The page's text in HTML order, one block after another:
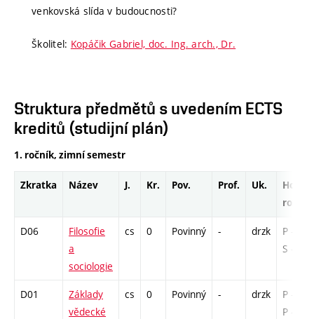
venkovská slída v budoucnosti?
Školitel: Kopáčik Gabriel, doc. Ing. arch., Dr.
Struktura předmětů s uvedením ECTS
kreditů (studijní plán)
1. ročník, zimní semestr
Zkratka Název J. Kr. Pov. Prof. Uk.
Hod.
rozsah
D06
Filosofie
a
sociologie
cs 0 Povinný - drzk
P - 12 /
S - 14
D01
Základy
vědecké
cs 0 Povinný - drzk
P - 15 /
P - 26 /